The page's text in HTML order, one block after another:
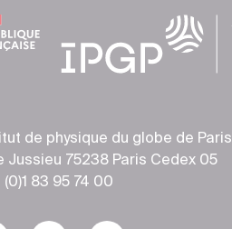
de physique du globe de Paris
Jussieu 75238 Paris Cedex 05
(0)1 83 95 74 00